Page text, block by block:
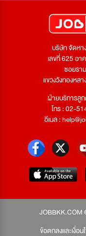
บริษัท จัดหา
เลขที่ 625 อ
ซอยรา
แขวงวังทองหล
ฝ่ายบริการลู
โทร : 02-
อีเมล :
JOBBKK.COM
ข้อตกลงและเงื่อ